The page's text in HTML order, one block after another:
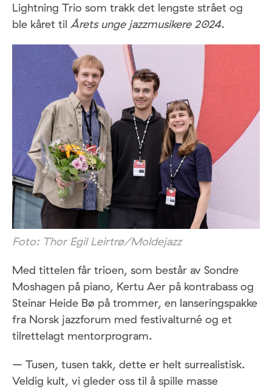
Lightning Trio som trakk det lengste strået og
ble kåret til Årets unge jazzmusikere 2024.
Foto: Thor Egil Leirtrø/Moldejazz
Med tittelen får trioen, som består av Sondre
Moshagen på piano, Kertu Aer på kontrabass og
Steinar Heide Bø på trommer, en lanseringspakke
fra Norsk jazzforum med festivalturné og et
tilrettelagt mentorprogram.
– Tusen, tusen takk, dette er helt surrealistisk.
Veldig kult, vi gleder oss til å spille masse